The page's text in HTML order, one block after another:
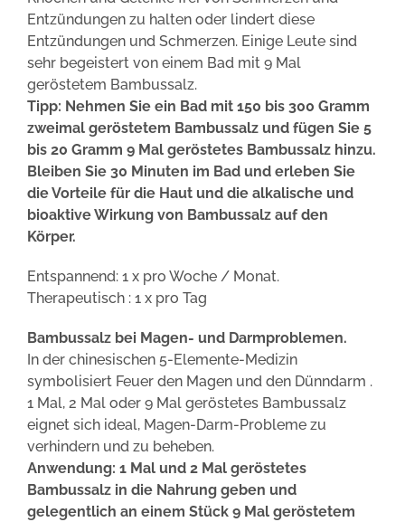
Entzündungen zu halten oder lindert diese
Entzündungen und Schmerzen. Einige Leute sind
sehr begeistert von einem Bad mit 9 Mal
geröstetem Bambussalz.
Tipp: Nehmen Sie ein Bad mit 150 bis 300 Gramm
zweimal geröstetem Bambussalz und fügen Sie 5
bis 20 Gramm 9 Mal geröstetes Bambussalz hinzu.
Bleiben Sie 30 Minuten im Bad und erleben Sie
die Vorteile für die Haut und die alkalische und
bioaktive Wirkung von Bambussalz auf den
Körper.
Entspannend: 1 x pro Woche / Monat.
Therapeutisch : 1 x pro Tag
Bambussalz bei Magen- und Darmproblemen.
In der chinesischen 5-Elemente-Medizin
symbolisiert Feuer den Magen und den Dünndarm .
1 Mal, 2 Mal oder 9 Mal geröstetes Bambussalz
eignet sich ideal, Magen-Darm-Probleme zu
verhindern und zu beheben.
Anwendung: 1 Mal und 2 Mal geröstetes
Bambussalz in die Nahrung geben und
gelegentlich an einem Stück 9 Mal geröstetem